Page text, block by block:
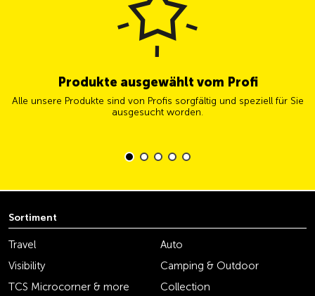
Produkte ausgewählt vom Profi
Alle unsere Produkte sind von Profis sorgfältig und speziell für Sie
ausgesucht worden.
Sortiment
Travel
Auto
Visibility
Camping & Outdoor
TCS Microcorner & more
Collection